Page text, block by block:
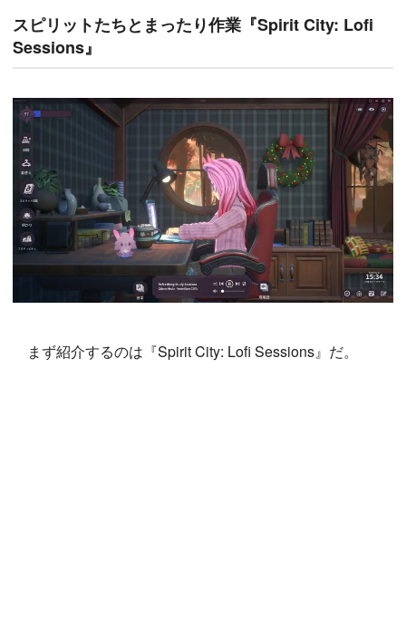
スピリットたちとまったり作業『Spirit City: Lofi
Sessions』
まず紹介するのは『Spirit City: Lofi Sessions』だ。